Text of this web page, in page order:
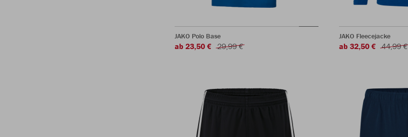
JAKO Polo Base
ab 23,50 € 29,99 €
JAKO Fleecejacke
ab 32,50 € 44,99 €